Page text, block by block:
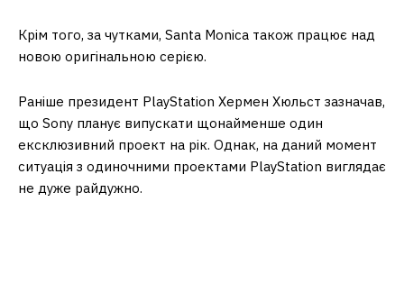
Крім того, за чутками, Santa Monica також працює над
новою оригінальною серією.
Раніше президент PlayStation Хермен Хюльст зазначав,
що Sony планує випускати щонайменше один
ексклюзивний проект на рік. Однак, на даний момент
ситуація з одиночними проектами PlayStation виглядає
не дуже райдужно.